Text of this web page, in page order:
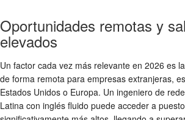
Oportunidades remotas y
elevados
Un factor cada vez más relevante en 2026 es
de forma remota para empresas extranjeras,
Estados Unidos o Europa. Un ingeniero de
Latina con inglés fluido puede acceder a